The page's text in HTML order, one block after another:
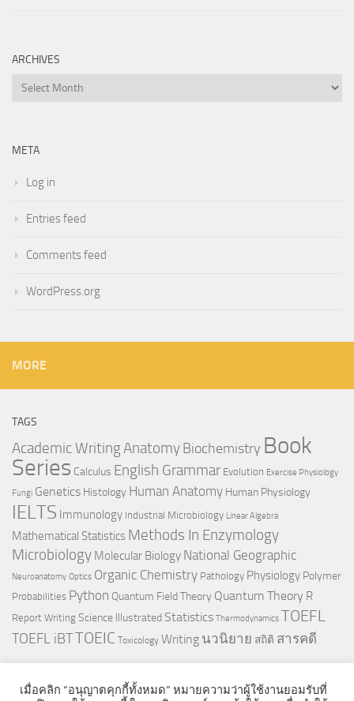
ARCHIVES
Archives
META
Log in
Entries feed
Comments feed
WordPress.org
MORE
TAGS
Academic WritingAnatomy Biochemistry Book
Series Calculus English Grammar Evolution Exercise Physiology
Fungi Genetics Histology Human Anatomy Human Physiology
IELTS Immunology Industrial Microbiology Linear Algebra
Mathematical Statistics Methods In Enzymology
Microbiology Molecular Biology National Geographic
Neuroanatomy Optics Organic Chemistry Pathology Physiology Polymer
Probabilities Python Quantum Field Theory Quantum Theory R
Report Writing Science Illustrated Statistics Thermodynamics TOEFL
TOEFL iBTTOEIC Toxicology Writing นวนิยาย สถิติ สารคดี
เมื่อคลิก “อนุญาตคุกกี้ทั้งหมด” หมายความว่าผู้ใช้งานยอมรับที่